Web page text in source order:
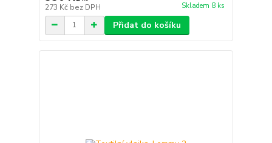
273 Kč bez DPH Skladem 8 ks
Přidat do košíku